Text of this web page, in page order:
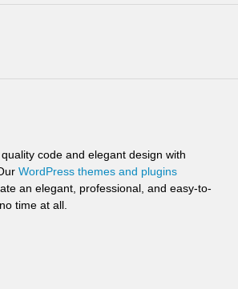
code and elegant design with
WordPress themes and plugins
an elegant, professional, and easy-to-
time at all.